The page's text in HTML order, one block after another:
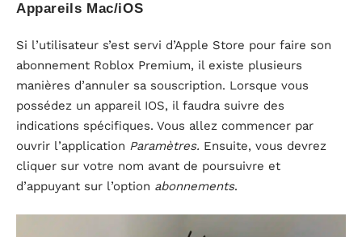
Appareils Mac/iOS
Si l’utilisateur s’est servi d’Apple Store pour faire son
abonnement Roblox Premium, il existe plusieurs
manières d’annuler sa souscription. Lorsque vous
possédez un appareil IOS, il faudra suivre des
indications spécifiques. Vous allez commencer par
ouvrir l’application Paramètres. Ensuite, vous devrez
cliquer sur votre nom avant de poursuivre et
d’appuyant sur l’option abonnements.